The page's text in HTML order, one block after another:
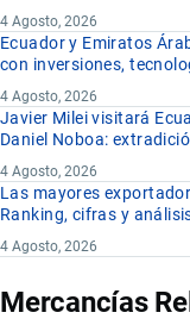
4 Agosto, 2026
Ecuador y Emiratos
con inversiones,
4 Agosto, 2026
Javier Milei visitará
Daniel Noboa:
4 Agosto, 2026
Las mayores
Ranking, cifras y
4 Agosto, 2026
Mercancías